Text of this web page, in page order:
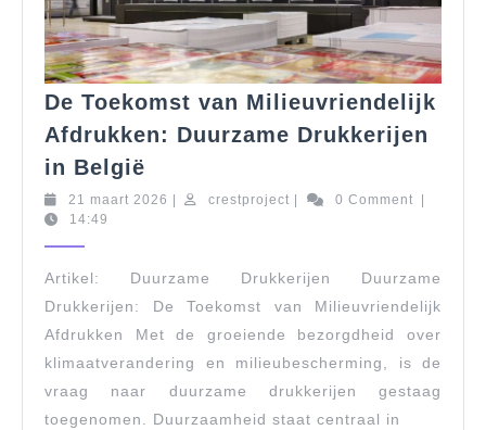
De Toekomst van Milieuvriendelijk
Afdrukken: Duurzame Drukkerijen
in België
van
Duurzame
Drukkerijen
in
België
21 maart 2026 21
crestproject crestproject0 Comment
14:49
Artikel: Duurzame Drukkerijen Duurzame
Drukkerijen: De Toekomst van Milieuvriendelijk
Afdrukken Met de groeiende bezorgdheid over
klimaatverandering en milieubescherming, is de
vraag naar duurzame drukkerijen gestaag
toegenomen. Duurzaamheid staat centraal in